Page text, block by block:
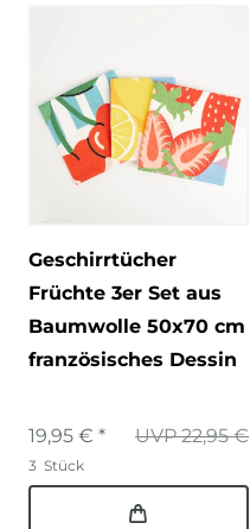
Geschirrtücher
Früchte 3er Set aus
Baumwolle 50x70 cm
französisches Dessin
UVP 22,95 €
19,95 € *
3 Stück